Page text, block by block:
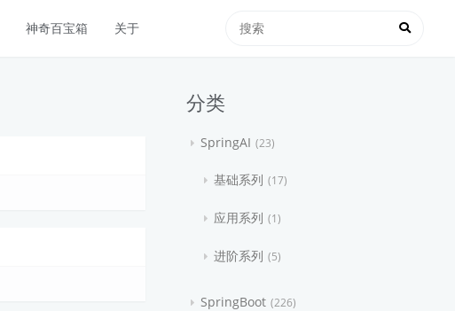
神奇百宝箱 关于
分类
SpringAI 23
基础系列 17
应用系列 1
进阶系列 5
SpringBoot 226